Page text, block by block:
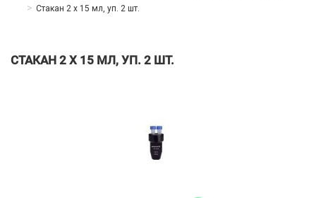
Стакан 2 х 15 мл, уп. 2 шт.
СТАКАН 2 Х 15 МЛ, УП. 2 ШТ.